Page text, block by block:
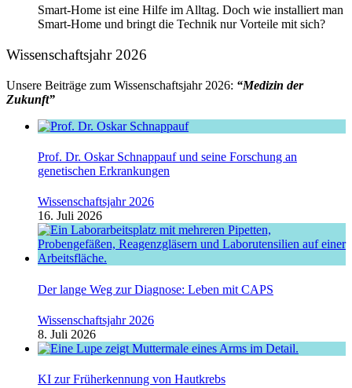
Smart-Home ist eine Hilfe im Alltag. Doch wie installiert man
Smart-Home und bringt die Technik nur Vorteile mit sich?
Wissenschaftsjahr 2026
Unsere Beiträge zum Wissenschaftsjahr 2026: “Medizin der
Zukunft”
Prof. Dr. Oskar Schnappauf und seine Forschung an
genetischen Erkrankungen
Wissenschaftsjahr 2026
16. Juli 2026
Der lange Weg zur Diagnose: Leben mit CAPS
Wissenschaftsjahr 2026
8. Juli 2026
KI zur Früherkennung von Hautkrebs